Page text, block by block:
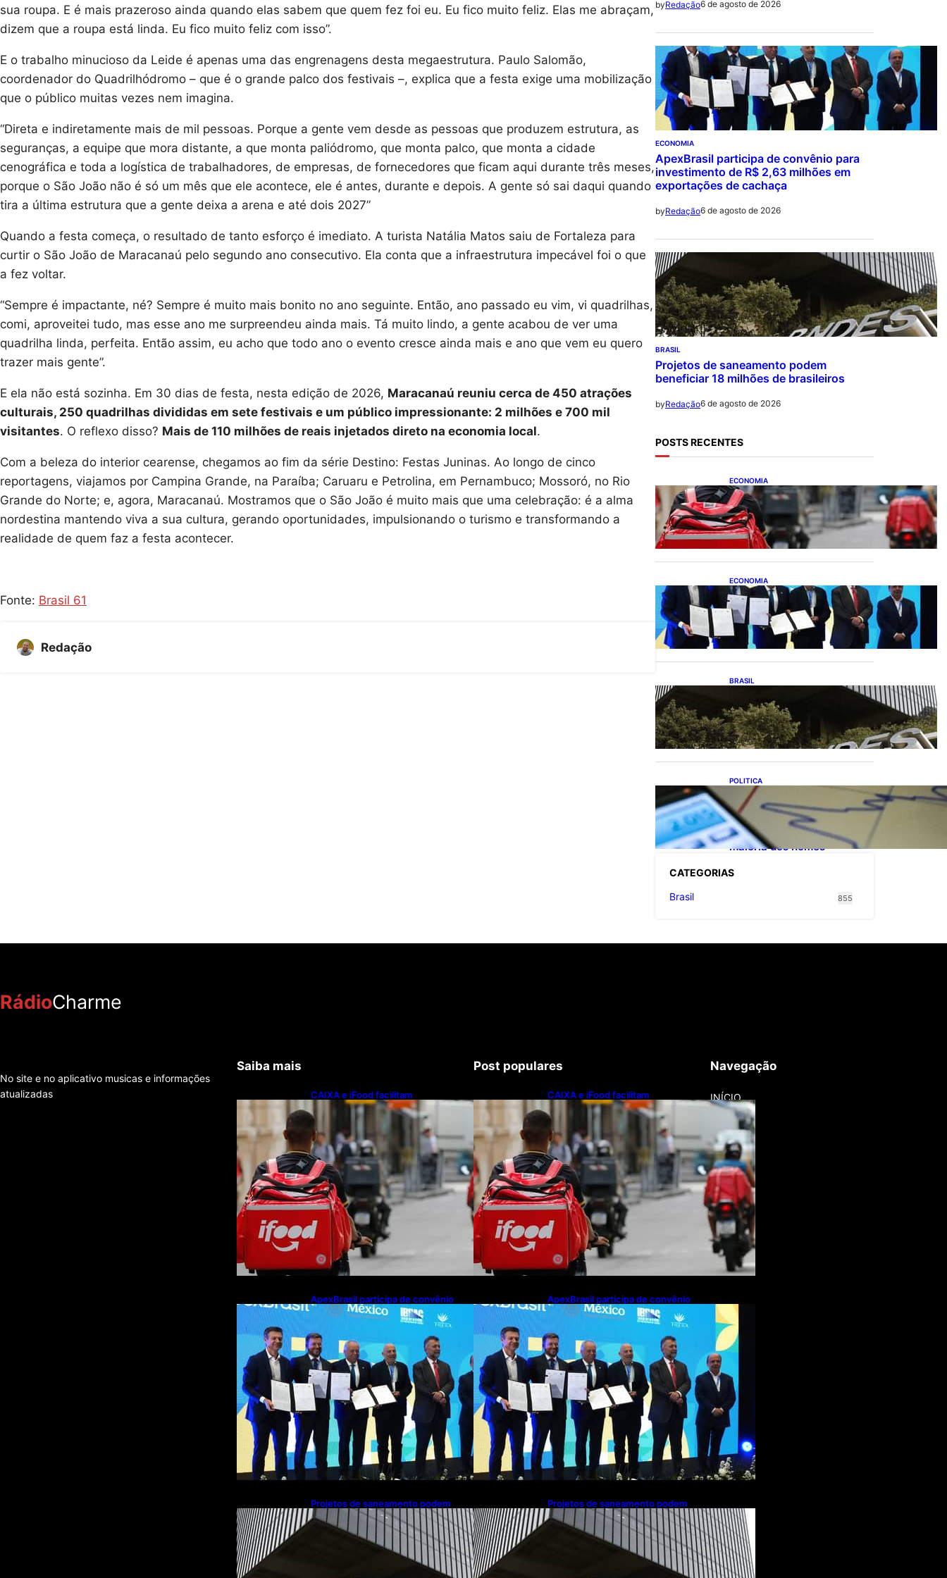
sua roupa. E é mais prazeroso ainda quando elas sabem que quem fez foi eu. Eu fico muito feliz. Elas me abraçam,
dizem que a roupa está linda. Eu fico muito feliz com isso”.
E o trabalho minucioso da Leide é apenas uma das engrenagens desta megaestrutura. Paulo Salomão,
coordenador do Quadrilhódromo – que é o grande palco dos festivais –, explica que a festa exige uma mobilização
que o público muitas vezes nem imagina.
“Direta e indiretamente mais de mil pessoas. Porque a gente vem desde as pessoas que produzem estrutura, as
seguranças, a equipe que mora distante, a que monta paliódromo, que monta palco, que monta a cidade
cenográfica e toda a logística de trabalhadores, de empresas, de fornecedores que ficam aqui durante três meses,
porque o São João não é só um mês que ele acontece, ele é antes, durante e depois. A gente só sai daqui quando
tira a última estrutura que a gente deixa a arena e até dois 2027”
Quando a festa começa, o resultado de tanto esforço é imediato. A turista Natália Matos saiu de Fortaleza para
curtir o São João de Maracanaú pelo segundo ano consecutivo. Ela conta que a infraestrutura impecável foi o que
a fez voltar.
“Sempre é impactante, né? Sempre é muito mais bonito no ano seguinte. Então, ano passado eu vim, vi quadrilhas,
comi, aproveitei tudo, mas esse ano me surpreendeu ainda mais. Tá muito lindo, a gente acabou de ver uma
quadrilha linda, perfeita. Então assim, eu acho que todo ano o evento cresce ainda mais e ano que vem eu quero
trazer mais gente”.
E ela não está sozinha. Em 30 dias de festa, nesta edição de 2026, Maracanaú reuniu cerca de 450 atrações
culturais, 250 quadrilhas divididas em sete festivais e um público impressionante: 2 milhões e 700 mil
visitantes. O reflexo disso? Mais de 110 milhões de reais injetados direto na economia local.
Com a beleza do interior cearense, chegamos ao fim da série Destino: Festas Juninas. Ao longo de cinco
reportagens, viajamos por Campina Grande, na Paraíba; Caruaru e Petrolina, em Pernambuco; Mossoró, no Rio
Grande do Norte; e, agora, Maracanaú. Mostramos que o São João é muito mais que uma celebração: é a alma
nordestina mantendo viva a sua cultura, gerando oportunidades, impulsionando o turismo e transformando a
realidade de quem faz a festa acontecer.
Fonte: Brasil 61
Redação
byRedação6 de agosto de 2026
ECONOMIA
ApexBrasil participa de convênio para
investimento de R$ 2,63 milhões em
exportações de cachaça
byRedação6 de agosto de 2026
BRASIL
Projetos de saneamento podem
beneficiar 18 milhões de brasileiros
byRedação6 de agosto de 2026
POSTS RECENTES
ECONOMIA
CAIXA e iFood facilitam
financiamento de motos e
bicicletas elétricas para
entregadores
ECONOMIA
ApexBrasil participa de
convênio para investimento
de R$ 2,63 milhões em
exportações de cachaça
BRASIL
Projetos de saneamento
podem beneficiar 18
milhões de brasileiros
POLITICA
TCU lista mais de 6 mil
responsáveis com contas
irregulares; Nordeste e
Sudeste concentram
maioria dos nomes
CATEGORIAS
Brasil
855
RádioCharme
No site e no aplicativo musicas e informações
atualizadas
Saiba mais
CAIXA e iFood facilitam
financiamento de motos e bicicletas
elétricas para entregadores
ApexBrasil participa de convênio
para investimento de R$ 2,63
milhões em exportações de cachaça
Projetos de saneamento podem
beneficiar 18 milhões de brasileiros
Post populares
CAIXA e iFood facilitam
financiamento de motos e bicicletas
elétricas para entregadores
ApexBrasil participa de convênio
para investimento de R$ 2,63
milhões em exportações de cachaça
Projetos de saneamento podem
beneficiar 18 milhões de brasileiros
Navegação
INÍCIO